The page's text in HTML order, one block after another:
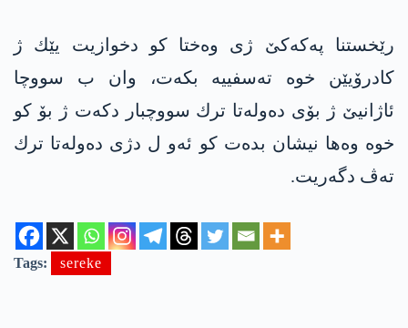
رێخستنا په‌كه‌كێ ژی وه‌ختا كو دخوازیت یێك ژ
كادرۆیێن خوه‌ ته‌سفییه‌ بكه‌ت، وان ب سووچا
ئاژانیێ ژ بۆی ده‌وله‌تا ترك سووچبار دكه‌ت ژ بۆ كو
خوه‌ وه‌ها نیشان بده‌ت كو ئه‌و ل دژی ده‌وله‌تا ترك
ته‌ڤ دگه‌ریت‌.
Tags: sereke